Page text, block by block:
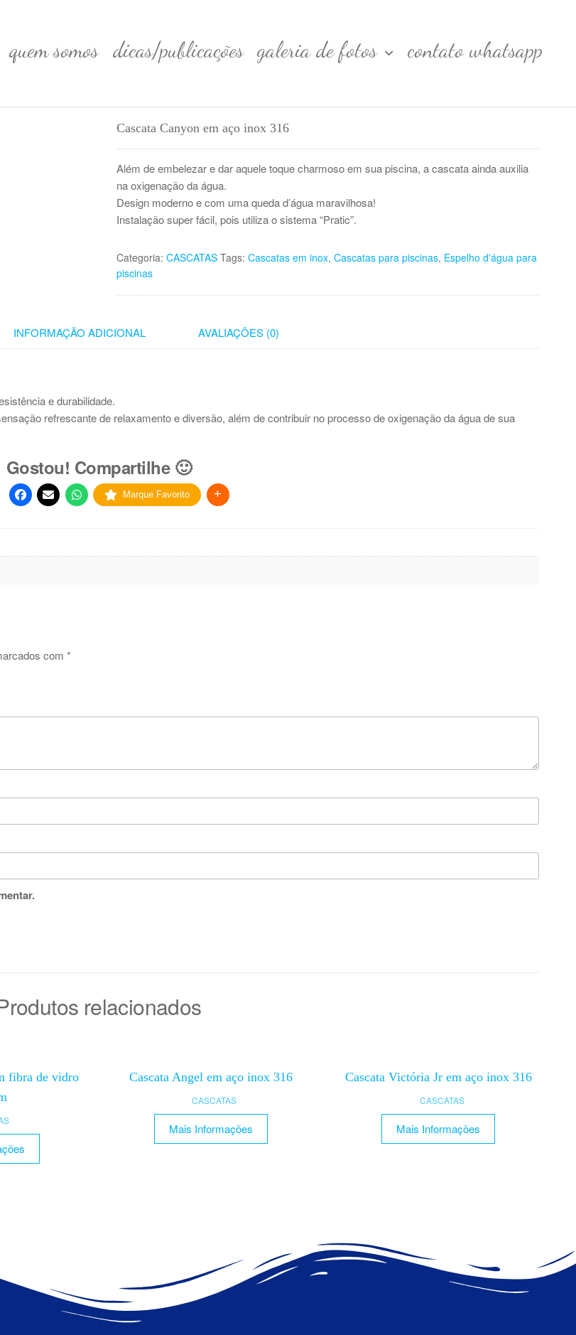
quem somos dicas/publicações galeria de fotos contato whatsapp
Cascata Canyon em aço inox 316
Além de embelezar e dar aquele toque charmoso em sua piscina, a cascata ainda auxilia
na oxigenação da água.
Design moderno e com uma queda d’água maravilhosa!
Instalação super fácil, pois utiliza o sistema “Pratic”.
Categoria: CASCATAS Tags: Cascatas em inox, Cascatas para piscinas, Espelho d'água para
piscinas
INFORMAÇÃO ADICIONAL AVALIAÇÕES (0)
e durabilidade.
refrescante de relaxamento e diversão, além de contribuir no processo de oxigenação da água de sua
Gostou! Compartilhe 🙂
Marque Favorito
com *
relacionados
fibra de vidro
Cascata Angel em aço inox 316
CASCATAS
Mais Informações
Cascata Victória Jr em aço inox 316
CASCATAS
Mais Informações